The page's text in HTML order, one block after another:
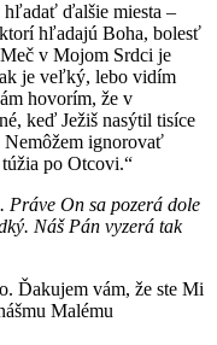
ďalšie miesta –
hľadajú Boha, bolesť
v Mojom Srdci je
je veľký, lebo vidím
hovorím, že v
keď Ježiš nasýtil tisíce
ignorovať
po Otcovi.“
Práve On sa pozerá dole
Náš Pán vyzerá tak
Ďakujem vám, že ste Mi
Malému